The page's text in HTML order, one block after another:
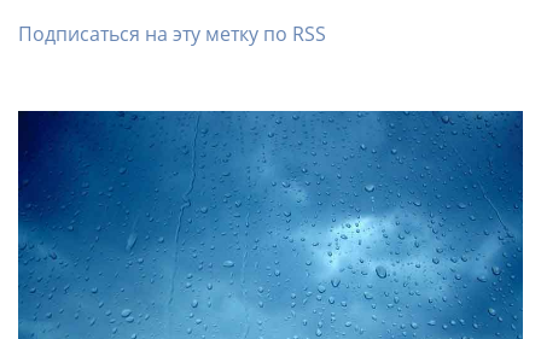
Подписаться на эту метку по RSS